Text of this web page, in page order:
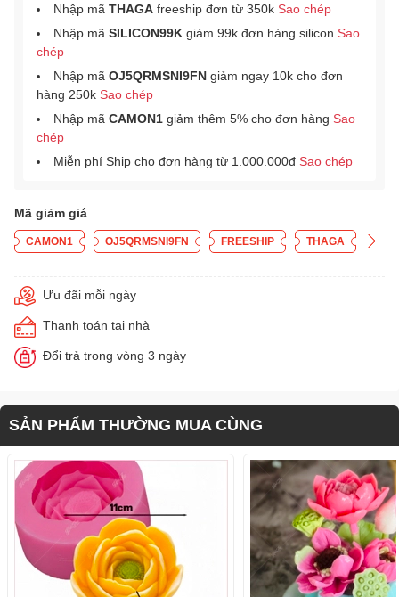
Nhập mã THAGA freeship đơn từ 350k Sao chép
Nhập mã SILICON99K giảm 99k đơn hàng silicon Sao
chép
Nhập mã OJ5QRMSNI9FN giảm ngay 10k cho đơn
hàng 250k Sao chép
Nhập mã CAMON1 giảm thêm 5% cho đơn hàng Sao
chép
Miễn phí Ship cho đơn hàng từ 1.000.000đ Sao chép
Mã giảm giá
CAMON1 OJ5QRMSNI9FN FREESHIP THAGA
Ưu đãi mỗi ngày
Thanh toán tại nhà
Đổi trả trong vòng 3 ngày
SẢN PHẨM THƯỜNG MUA CÙNG